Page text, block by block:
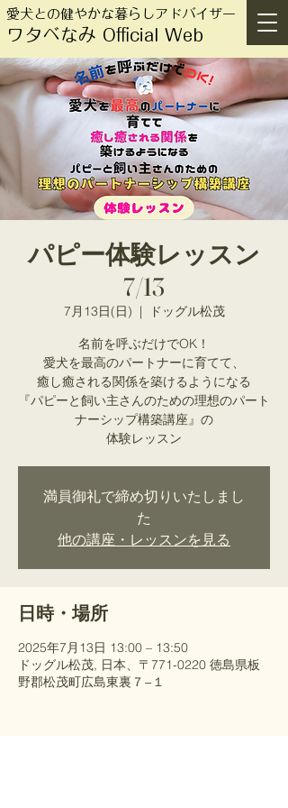
愛犬との健やかな暮らしアドバイザー
ワタベなみ Official Web
パピー体験レッスン
7/13
7月13日(日)
  |
ドッグル松茂
名前を呼ぶだけでOK！
愛犬を最高のパートナーに育てて、
癒し癒される関係を築けるようになる
『パピーと飼い主さんのための理想のパート
ナーシップ構築講座』の
​体験レッスン
満員御礼で締め切りいたしまし
た
他の講座・レッスンを見る
日時・場所
2025年7月13日 13:00 – 13:50
ドッグル松茂, 日本、〒771-0220 徳島県板
野郡松茂町広島東裏７−１